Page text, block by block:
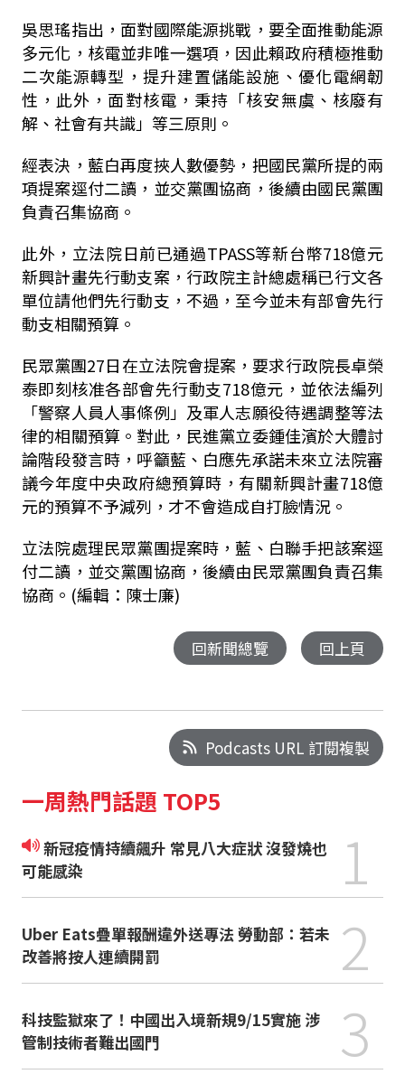
吳思瑤指出，面對國際能源挑戰，要全面推動能源
多元化，核電並非唯一選項，因此賴政府積極推動
二次能源轉型，提升建置儲能設施、優化電網韌
性，此外，面對核電，秉持「核安無虞、核廢有
解、社會有共識」等三原則。
經表決，藍白再度挾人數優勢，把國民黨所提的兩
項提案逕付二讀，並交黨團協商，後續由國民黨團
負責召集協商。
此外，立法院日前已通過TPASS等新台幣718億元
新興計畫先行動支案，行政院主計總處稱已行文各
單位請他們先行動支，不過，至今並未有部會先行
動支相關預算。
民眾黨團27日在立法院會提案，要求行政院長卓榮
泰即刻核准各部會先行動支718億元，並依法編列
「警察人員人事條例」及軍人志願役待遇調整等法
律的相關預算。對此，民進黨立委鍾佳濱於大體討
論階段發言時，呼籲藍、白應先承諾未來立法院審
議今年度中央政府總預算時，有關新興計畫718億
元的預算不予減列，才不會造成自打臉情況。
立法院處理民眾黨團提案時，藍、白聯手把該案逕
付二讀，並交黨團協商，後續由民眾黨團負責召集
協商。(編輯：陳士廉)
回新聞總覽 回上頁
Podcasts URL 訂閱複製
一周熱門話題 TOP5
新冠疫情持續飆升 常見八大症狀 沒發燒也
可能感染
1
Uber Eats疊單報酬違外送專法 勞動部：若未
改善將按人連續開罰
2
科技監獄來了！中國出入境新規9/15實施 涉
管制技術者難出國門
3